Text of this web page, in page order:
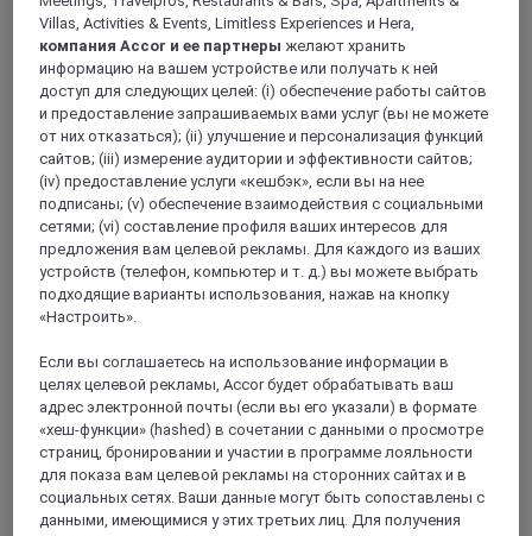
LES ULIS, Франция
Mercure Paris Sud Les Ulis Courtaboeuf Hotel
Come and discover our recently renovated hotel. Located in
the heart of the Courtaboeuf area and close to Saclay, the 4-
star Mercure Paris Sud Les Ulis hotel is ideal for your
business meetings, to enjoy Paris or for a friendly moment
around the pool in summer or the fireplace in winter. In a
relaxing setting, discover our spacious and comfortable
rooms.
Villas, Activities & Events, Limitless Experiences и Hera,
компания Accor и ее партнеры желают хранить
информацию на вашем устройстве или получать к ней
доступ для следующих целей: (i) обеспечение работы сайтов
и предоставление запрашиваемых вами услуг (вы не можете
от них отказаться); (ii) улучшение и персонализация функций
сайтов; (iii) измерение аудитории и эффективности сайтов;
(iv) предоставление услуги «кешбэк», если вы на нее
подписаны; (v) обеспечение взаимодействия с социальными
сетями; (vi) составление профиля ваших интересов для
предложения вам целевой рекламы. Для каждого из ваших
устройств (телефон, компьютер и т. д.) вы можете выбрать
подходящие варианты использования, нажав на кнопку
«Настроить».
Если вы соглашаетесь на использование информации в
целях целевой рекламы, Accor будет обрабатывать ваш
адрес электронной почты (если вы его указали) в формате
«хеш-функции» (hashed) в сочетании с данными о просмотре
страниц, бронировании и участии в программе лояльности
для показа вам целевой рекламы на сторонних сайтах и в
социальных сетях. Ваши данные могут быть сопоставлены с
данными, имеющимися у этих третьих лиц. Для получения